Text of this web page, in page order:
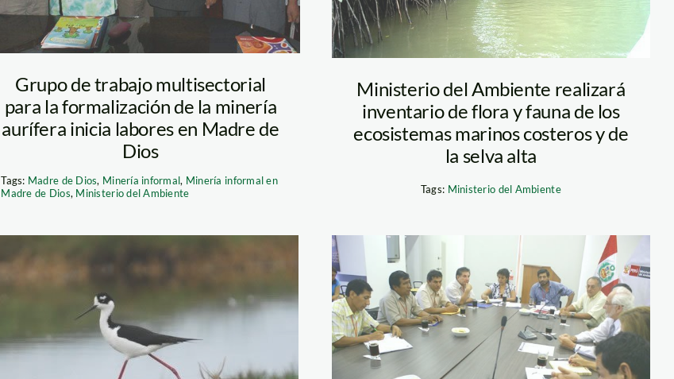
Grupo de trabajo multisectorial
para la formalización de la minería
aurífera inicia labores en Madre de
Dios
Tags: Madre de Dios, Minería informal, Minería informal en
Madre de Dios, Ministerio del Ambiente
Ministerio del Ambiente realizará
inventario de flora y fauna de los
ecosistemas marinos costeros y de
la selva alta
Tags: Ministerio del Ambiente
ave_minam